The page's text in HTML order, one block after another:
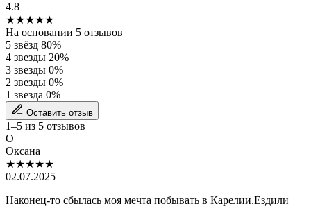
4.8
★★★★★
На основании 5 отзывов
5 звёзд 80%
4 звезды 20%
3 звезды 0%
2 звезды 0%
1 звезда 0%
Оставить отзыв
1–5 из 5 отзывов
О
Оксана
★★★★★
02.07.2025
Наконец-то сбылась моя мечта побывать в Карелии.Ездили